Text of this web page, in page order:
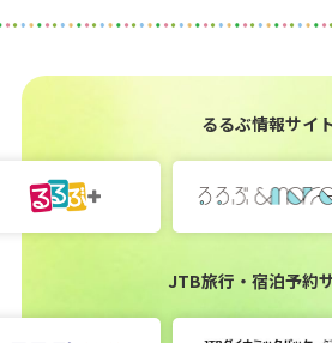
るるぶ情報サイ
JTB旅行・宿泊予約